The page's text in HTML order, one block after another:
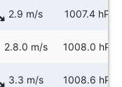
2.9 m/s 1007.4 hPa
2.8.0 m/s 1008.0 hPa
3.3 m/s 1008.6 hPa